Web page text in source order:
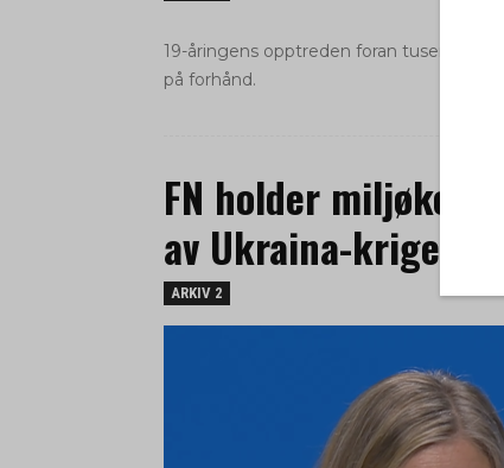
19-åringens opptreden foran tusenvis
på forhånd.
FN holder
av Ukraina-krigen
ARKIV 2